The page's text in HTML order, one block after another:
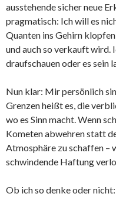
ausstehende sicher neue
pragmatisch: Ich will es
Quanten ins Gehirn
und auch so verkauft wird.
draufschauen oder es sein
Nun klar: Mir persönlich
Grenzen heißt es, die
wo es Sinn macht. Wenn
Kometen abwehren statt
Atmosphäre zu schaffen –
schwindende Haftung
Ob ich so denke oder